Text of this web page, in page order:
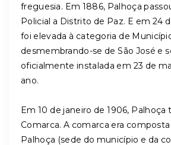
freguesia. Em 1886, Palhoça
Policial a Distrito de Paz. E em 24
foi elevada à categoria de
desmembrando-se de São José e
oficialmente instalada em 23 de
ano.
Em 10 de janeiro de 1906,
Comarca. A comarca era
Palhoça (sede do município e da